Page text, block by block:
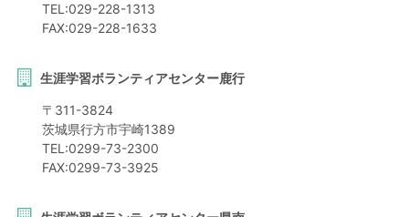
TEL:029-228-1313
FAX:029-228-1633
生涯学習ボランティアセンター鹿行
〒 311-3824
茨城県行方市宇崎1389
TEL:0299-73-2300
FAX:0299-73-3925